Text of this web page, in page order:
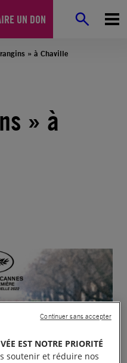
UN DON
» à Chaville
» à
EST NOTRE PRIORITÉ
soutenir et réduire nos
Continuer sans accepter